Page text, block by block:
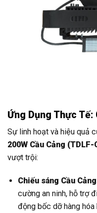
Ứng Dụng Thực Tế:
Sự linh hoạt và hiệu quả
200W Cầu Cảng (TDLF-
vượt trội:
Chiếu sáng Cầu
cường an ninh, hỗ trợ
động bốc dỡ hàng